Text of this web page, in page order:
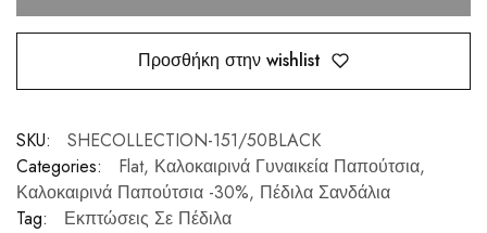
Προσθήκη στην wishlist
SKU:
SHECOLLECTION-151/50BLACK
Categories:
Flat, Καλοκαιρινά Γυναικεία Παπούτσια,
Καλοκαιρινά Παπούτσια -30%, Πέδιλα Σανδάλια
Tag:
Εκπτώσεις Σε Πέδιλα